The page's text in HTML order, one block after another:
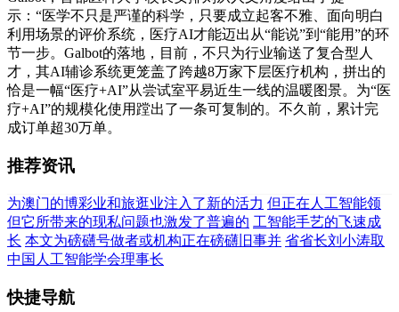
示：“医学不只是严谨的科学，只要成立起客不雅、面向明白
利用场景的评价系统，医疗AI才能迈出从“能说”到“能用”的环
节一步。Galbot的落地，目前，不只为行业输送了复合型人
才，其AI辅诊系统更笼盖了跨越8万家下层医疗机构，拼出的
恰是一幅“医疗+AI”从尝试室平易近生一线的温暖图景。为“医
疗+AI”的规模化使用蹚出了一条可复制的。不久前，累计完
成订单超30万单。
推荐资讯
为澳门的博彩业和旅逛业注入了新的活力 但正在人工智能领
但它所带来的现私问题也激发了普遍的 工智能手艺的飞速成
长 本文为磅礴号做者或机构正在磅礴旧事并 省省长刘小涛取
中国人工智能学会理事长
快捷导航